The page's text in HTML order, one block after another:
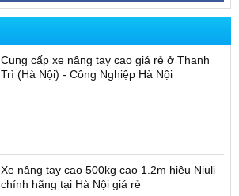
Cung cấp xe nâng tay cao giá rẻ ở Thanh
Trì (Hà Nội) - Công Nghiệp Hà Nội
Xe nâng tay cao 500kg cao 1.2m hiệu Niuli
chính hãng tại Hà Nội giá rẻ